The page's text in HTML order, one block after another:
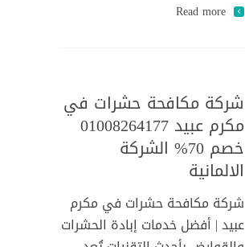
Read more
شركة مكافحة حشرات في
مكرم عبيد 01008264177
خصم 70% الشركة
الالمانية
شركة مكافحة حشرات في مكرم
عبيد | أفضل خدمات إبادة الحشرات